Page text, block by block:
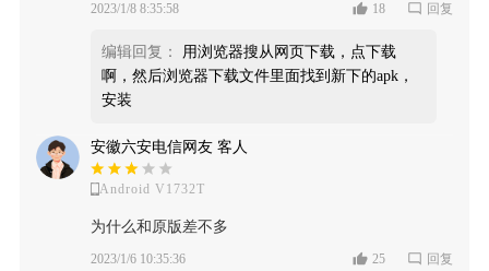
2023/1/8 8:35:58 18 回复
编辑回复：
用浏览器搜从网页下载，点下载
啊，然后浏览器下载文件里面找到新下的apk，
安装
安徽六安电信网友 客人
Android V1732T
为什么和原版差不多
2023/1/6 10:35:36 25 回复